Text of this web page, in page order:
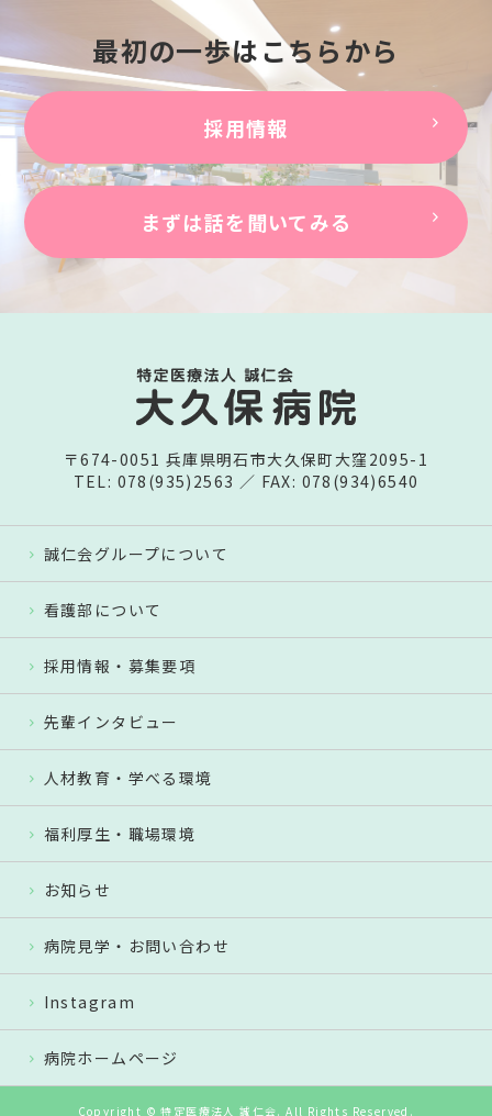
最初の一歩はこちらから
採用情報
まずは話を聞いてみる
〒674-0051 兵庫県明石市大久保町大窪2095-1
TEL: 078(935)2563 ／ FAX: 078(934)6540
誠仁会グループについて
看護部について
採用情報・募集要項
先輩インタビュー
人材教育・学べる環境
福利厚生・職場環境
お知らせ
病院見学・お問い合わせ
Instagram
病院ホームページ
Copyright © 特定医療法人 誠仁会. All Rights Reserved.